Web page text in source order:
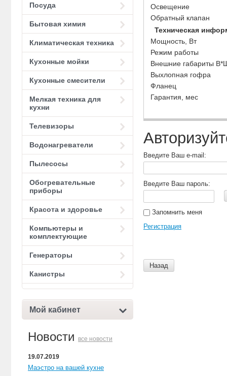
Посуда
Бытовая химия
Климатическая техника
Кухонные мойки
Кухонные смесители
Мелкая техника для
кухни
Телевизоры
Водонагреватели
Пылесосы
Обогревательные
приборы
Красота и здоровье
Компьютеры и
комплектующие
Генераторы
Канистры
Мой кабинет
Новости все новости
19.07.2019
Маэстро на вашей кухне
Освещение
Обратный клапан
Техническая
Мощность, Вт
Режим работы
Внешние габариты
Выхлопная гофра
Фланец
Гарантия, мес
Введите Ваш e-mail:
Введите Ваш пароль:
Запомнить меня
Регистрация
Назад